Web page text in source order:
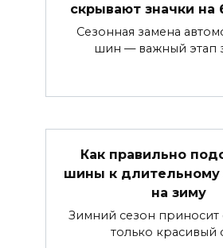
скрывают значки на
Сезонная замена
шин — важный этап
Как правильно
шины к длительному
на зиму
Зимний сезон приносит
только красивый